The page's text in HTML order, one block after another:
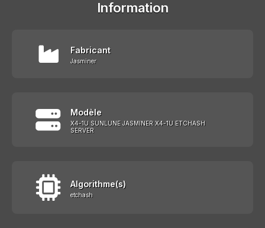
Information
Fabricant
Jasminer
Modèle
X4-1U SUNLUNE JASMINER X4-1U ETCHASH
SERVER
Algorithme(s)
etchash